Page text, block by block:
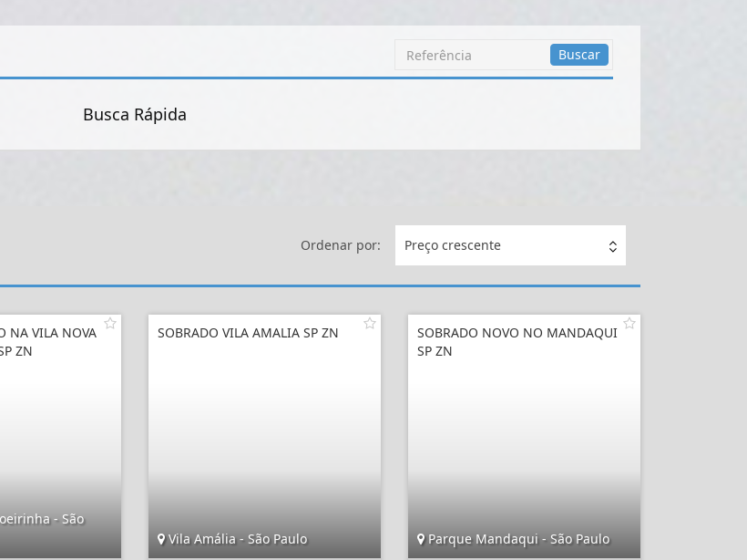
Busca
Buscar
Busca Rápida
Ordenar por: Preço crescente
NA VILA NOVA
ZN
- São
SOBRADO VILA AMALIA SP ZN
Vila Amália - São Paulo
SOBRADO NOVO NO MANDAQUI
SP ZN
Parque Mandaqui - São Paulo